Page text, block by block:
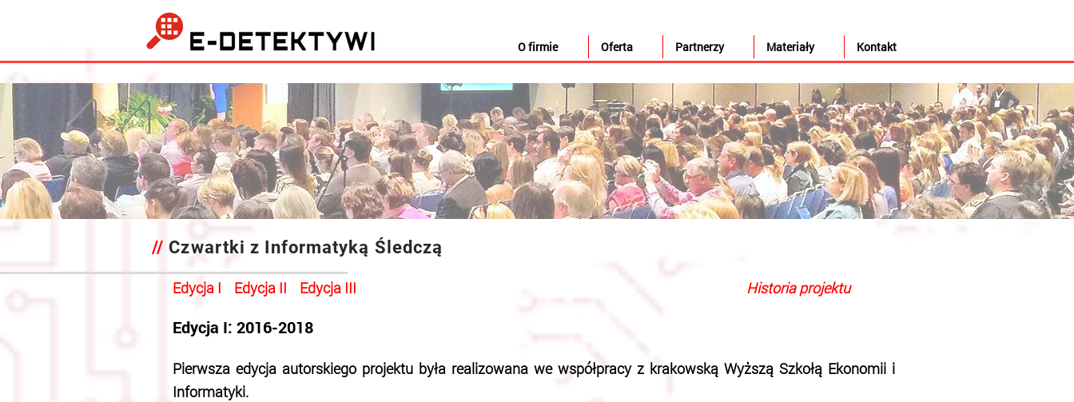
O firmie Oferta Partnerzy Materiały Kontakt
// Czwartki z Informatyką Śledczą
Edycja I Edycja II Edycja III Historia projektu
Edycja I: 2016-2018
Pierwsza edycja autorskiego projektu była realizowana we współpracy z krakowską Wyższą Szkołą Ekonomii i
Informatyki.